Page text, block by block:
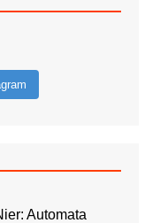
Automata